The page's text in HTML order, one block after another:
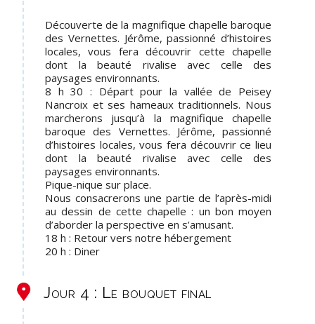
Découverte de la magnifique chapelle baroque
des Vernettes. Jérôme, passionné d’histoires
locales, vous fera découvrir cette chapelle
dont la beauté rivalise avec celle des
paysages environnants.
8 h 30 : Départ pour la vallée de Peisey
Nancroix et ses hameaux traditionnels. Nous
marcherons jusqu’à la magnifique chapelle
baroque des Vernettes. Jérôme, passionné
d’histoires locales, vous fera découvrir ce lieu
dont la beauté rivalise avec celle des
paysages environnants.
Pique-nique sur place.
Nous consacrerons une partie de l’après-midi
au dessin de cette chapelle : un bon moyen
d’aborder la perspective en s’amusant.
18 h : Retour vers notre hébergement
20 h : Diner
Jour 4 : Le bouquet final